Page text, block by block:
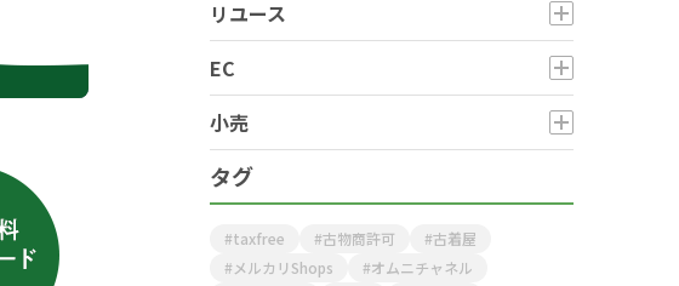
リユース
EC
小売
タグ
taxfree 古物商許可
古着屋
メルカリShops
オムニチャネル